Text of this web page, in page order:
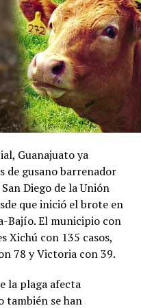
Guanajuato ya
de gusano barrenador
Diego de la Unión
que inició el brote en
Bajío. El municipio con
Xichú con 135 casos,
78 y Victoria con 39.
la plaga afecta
también se han